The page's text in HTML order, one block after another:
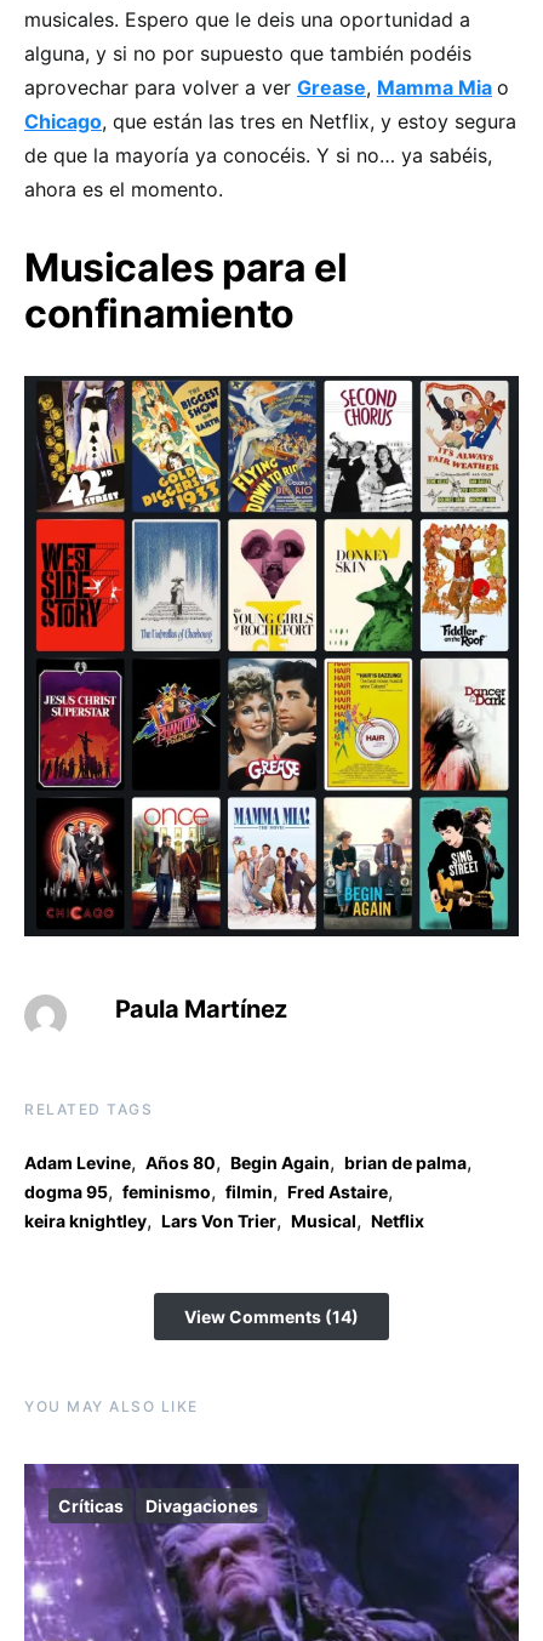
musicales. Espero que le deis una oportunidad a
alguna, y si no por supuesto que también podéis
aprovechar para volver a ver Grease, Mamma Mia o
Chicago, que están las tres en Netflix, y estoy segura
de que la mayoría ya conocéis. Y si no… ya sabéis,
ahora es el momento.
Musicales para el
confinamiento
Paula Martínez
RELATED TAGS
Adam Levine, Años 80, Begin Again, brian de palma,
dogma 95, feminismo, filmin, Fred Astaire,
keira knightley, Lars Von Trier, Musical, Netflix
View Comments (14)
YOU MAY ALSO LIKE
Críticas Divagaciones